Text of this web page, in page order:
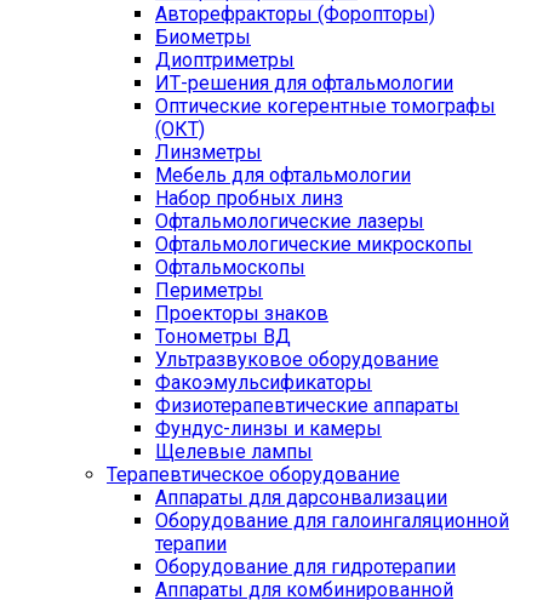
Авторефракторы (Форопторы)
Биометры
Диоптриметры
ИТ-решения для офтальмологии
Оптические когерентные томографы
(ОКТ)
Линзметры
Мебель для офтальмологии
Набор пробных линз
Офтальмологические лазеры
Офтальмологические микроскопы
Офтальмоскопы
Периметры
Проекторы знаков
Тонометры ВД
Ультразвуковое оборудование
Факоэмульсификаторы
Физиотерапевтические аппараты
Фундус-линзы и камеры
Щелевые лампы
Терапевтическое оборудование
Аппараты для дарсонвализации
Оборудование для галоингаляционной
терапии
Оборудование для гидротерапии
Аппараты для комбинированной